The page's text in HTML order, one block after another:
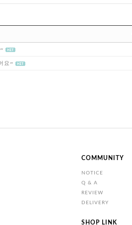
요~
COMMUNITY
NOTICE
Q & A
REVIEW
DELIVERY
SHOP LINK